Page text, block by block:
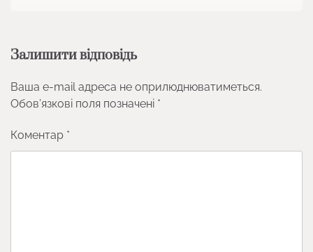
Залишити відповідь
Ваша e-mail адреса не оприлюднюватиметься.
Обов’язкові поля позначені *
Коментар *